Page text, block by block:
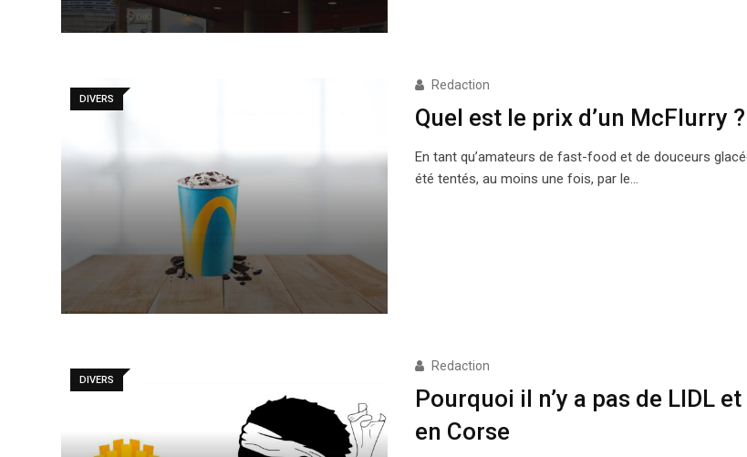
DIVERS
Redaction
Quel est le prix d’un McFlurry ?
En tant qu’amateurs de fast-food et de douceurs
été tentés, au moins une fois, par le…
DIVERS
Redaction
Pourquoi il n’y a pas de LIDL et
en Corse